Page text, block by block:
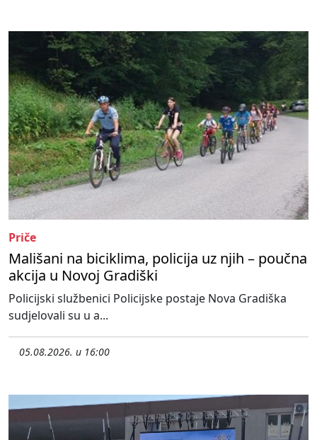
Priče
Mališani na biciklima, policija uz njih – poučna
akcija u Novoj Gradiški
Policijski službenici Policijske postaje Nova Gradiška
sudjelovali su u a...
05.08.2026. u 16:00